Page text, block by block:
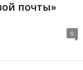
почты»
0